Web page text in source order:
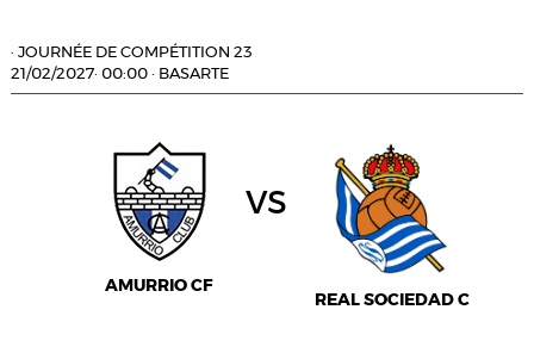
· JOURNÉE DE COMPÉTITION 23
21/02/2027· 00:00 · BASARTE
AMURRIO CF
vs
REAL SOCIEDAD C